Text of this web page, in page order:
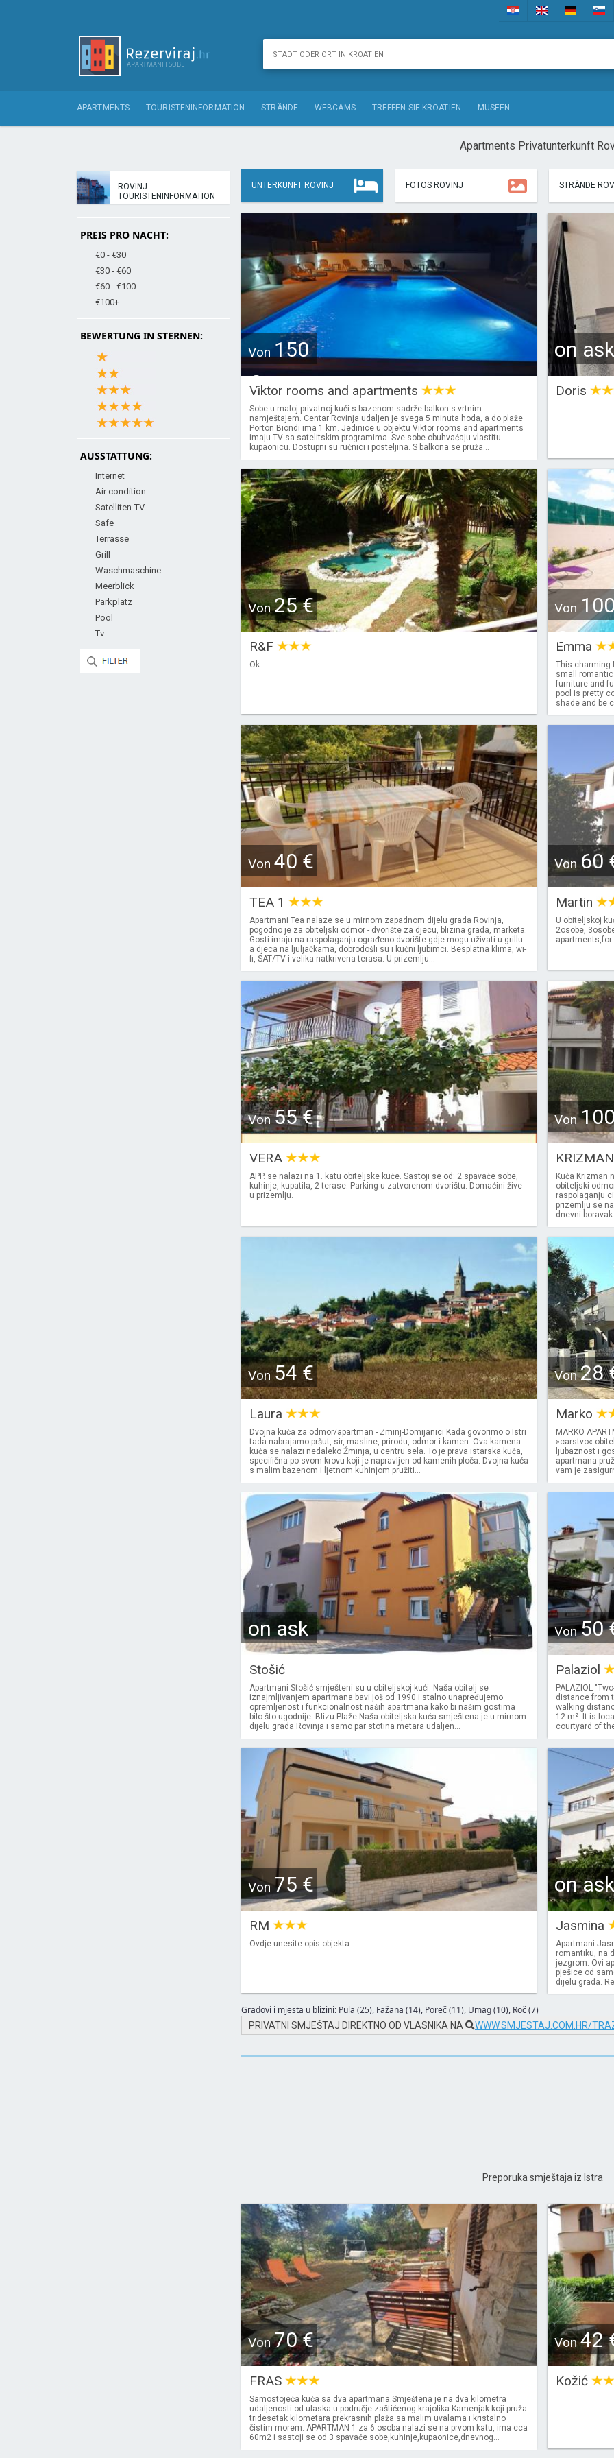
APARTMENTS TOURISTENINFORMATION STRÄNDE WEBCAMS TREFFEN SIE KROATIEN MUSEEN
ROVINJ
TOURISTENINFORMATION
PREIS PRO NACHT:
€0 - €30
€30 - €60
€60 - €100
€100+
BEWERTUNG IN STERNEN:
AUSSTATTUNG:
Internet
Air condition
Satelliten-TV
Safe
Terrasse
Grill
Waschmaschine
Meerblick
Parkplatz
Pool
Tv
Apartments Privatunterkunft
UNTERKUNFT ROVINJ FOTOS ROVINJ STRÄNDE
Von150
€
Viktor rooms and apartments
Sobe u maloj privatnoj kući s bazenom sadrže balkon s vrtnim
namještajem. Centar Rovinja udaljen je svega 5 minuta hoda, a do plaže
Porton Biondi ima 1 km. Jedinice u objektu Viktor rooms and apartments
imaju TV sa satelitskim programima. Sve sobe obuhvaćaju vlastitu
kupaonicu. Dostupni su ručnici i posteljina. S balkona se pruža...
on ask
Doris
Von25 €
R&F
Ok
Von
€
Emma
This charming
small
furniture and
pool is pretty
shade and be
Von 40 €
TEA 1
Apartmani Tea nalaze se u mirnom zapadnom dijelu grada Rovinja,
pogodno je za obiteljski odmor - dvorište za djecu, blizina grada, marketa.
Gosti imaju na raspolaganju ograđeno dvorište gdje mogu uživati u grillu
a djeca na ljuljačkama, dobrodošli su i kućni ljubimci. Besplatna klima, wi-
fi, SAT/TV i velika natkrivena terasa. U prizemlju...
Von 60
Martin
U obiteljskoj
2osobe,
apartments,for
Von55 €
VERA
APP. se nalazi na 1. katu obiteljske kuće. Sastoji se od: 2 spavaće sobe,
kuhinje, kupatila, 2 terase. Parking u zatvorenom dvorištu. Domaćini žive
u prizemlju.
Von
€
Kuća Krizman
obiteljski
raspolaganju
prizemlju se
dnevni
Von54 €
Laura
Dvojna kuća za odmor/apartman - Zminj-Domijanici Kada govorimo o Istri
tada nabrajamo pršut, sir, masline, prirodu, odmor i kamen. Ova kamena
kuća se nalazi nedaleko Žminja, u centru sela. To je prava istarska kuća,
specifična po svom krovu koji je napravljen od kamenih ploča. Dvojna kuća
s malim bazenom i ljetnom kuhinjom pružiti...
Von28
Marko
MARKO
»carstvo«
ljubaznost i
apartmana
vam je
on ask
Stošić
Apartmani Stošić smješteni su u obiteljskoj kući. Naša obitelj se
iznajmljivanjem apartmana bavi još od 1990 i stalno unapređujemo
opremljenost i funkcionalnost naših apartmana kako bi našim gostima
bilo što ugodnije. Blizu Plaže Naša obiteljska kuća smještena je u mirnom
dijelu grada Rovinja i samo par stotina metara udaljen...
Von50
Palaziol
PALAZIOL
distance from
walking
12 m². It is
courtyard of
Von75 €
RM
Ovdje unesite opis objekta.
on ask
Jasmina
Apartmani
romantiku, na
jezgrom. Ovi
pješice od
dijelu grada.
Gradovi i mjesta u blizini: Pula (25), Fažana (14), Poreč (11), Umag (10), Roč (7)
PRIVATNI SMJEŠTAJ DIREKTNO OD VLASNIKA NA WWW.SMJESTAJ.COM.HR/
Preporuka smještaja iz Istra
Von70 €
FRAS
Samostojeća kuća sa dva apartmana.Smještena je na dva kilometra
udaljenosti od ulaska u područje zaštićenog krajolika Kamenjak koji pruža
tridesetak kilometara prekrasnih plaža sa malim uvalama i kristalno
čistim morem. APARTMAN 1 za 6.osoba nalazi se na prvom katu, ima cca
60m2 i sastoji se od 3 spavaće sobe,kuhinje,kupaonice,dnevnog...
Von42
Kožić